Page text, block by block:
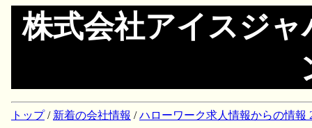
株式会社アイスジ
トップ/ 新着の会社情報 /ハローワーク求人情報からの情報